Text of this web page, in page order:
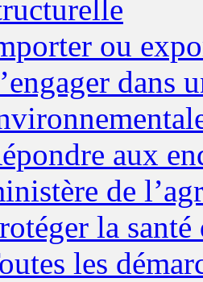
ou
dans
aux
de
la
les